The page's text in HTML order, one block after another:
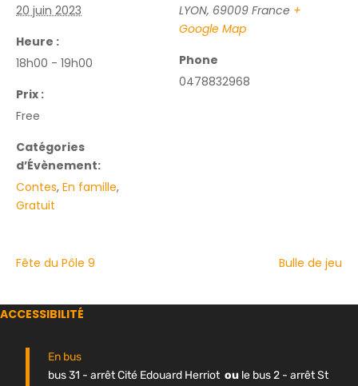
20 juin 2023
Heure :
18h00 - 19h00
Prix :
Free
Catégories
d’Évènement:
Contes, En famille,
Gratuit
LYON, 69009 France +
Google Map
Phone
0478832968
Fête du Pôle 9 Bulle de jeu
ACCESSIBILITÉ
En bus
bus 31 - arrêt Cité Edouard Herriot ou le bus 2 - arrêt St